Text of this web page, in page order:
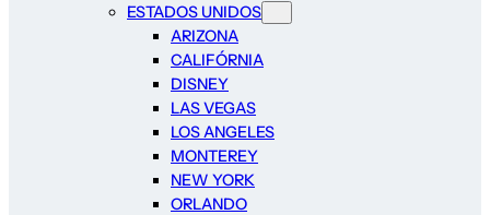
ESTADOS UNIDOS
ARIZONA
CALIFÓRNIA
DISNEY
LAS VEGAS
LOS ANGELES
MONTEREY
NEW YORK
ORLANDO